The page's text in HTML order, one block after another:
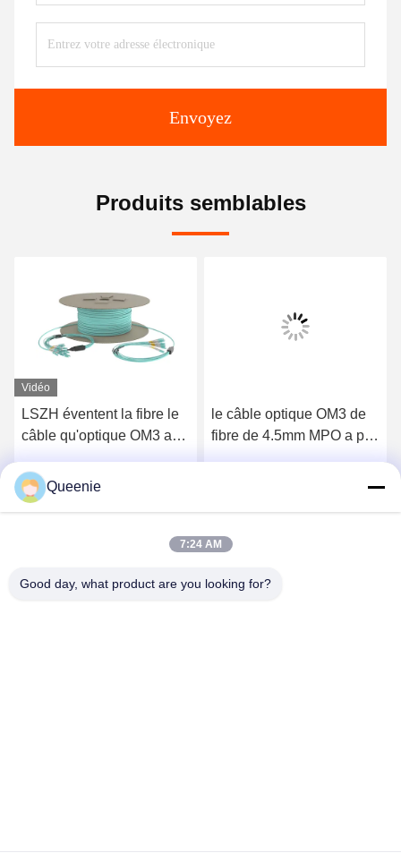
Envoyez
Produits semblables
Vidéo
LSZH éventent la fibre le
câble qu'optique OM3 a
optique de fibre
Obtenez le meilleur prix
le câble optique OM3 de
fibre de 4.5mm MPO a pré
Queenie
7:24 AM
Good day, what product are you looking for?